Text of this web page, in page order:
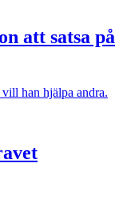
att satsa på
han hjälpa andra.